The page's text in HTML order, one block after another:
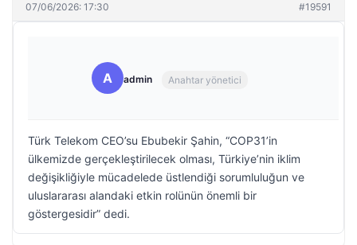
07/06/2026: 17:30 #19591
A admin Anahtar yönetici
Türk Telekom CEO’su Ebubekir Şahin, “COP31’in
ülkemizde gerçekleştirilecek olması, Türkiye’nin iklim
değişikliğiyle mücadelede üstlendiği sorumluluğun ve
uluslararası alandaki etkin rolünün önemli bir
göstergesidir” dedi.